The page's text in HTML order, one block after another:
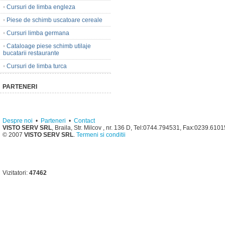
• Cursuri de limba engleza
• Piese de schimb uscatoare cereale
• Cursuri limba germana
• Cataloage piese schimb utilaje
bucatarii restaurante
• Cursuri de limba turca
PARTENERI
Despre noi • Parteneri • Contact
VISTO SERV SRL, Braila, Str. Milcov , nr. 136 D, Tel:0744.794531,
© 2007 VISTO SERV SRL. Termeni si conditii
Vizitatori: 47462